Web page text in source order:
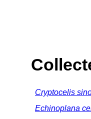
Cryptocelis
Echinoplana